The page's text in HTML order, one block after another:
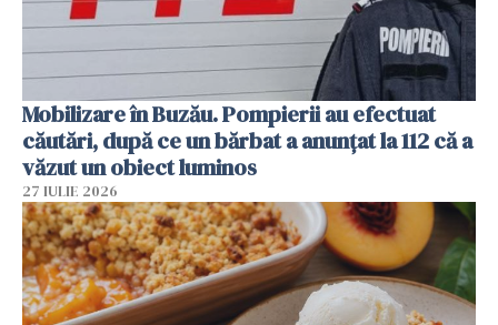
Mobilizare în Buzău. Pompierii au efectuat
căutări, după ce un bărbat a anunțat la 112 că a
văzut un obiect luminos
27 IULIE 2026